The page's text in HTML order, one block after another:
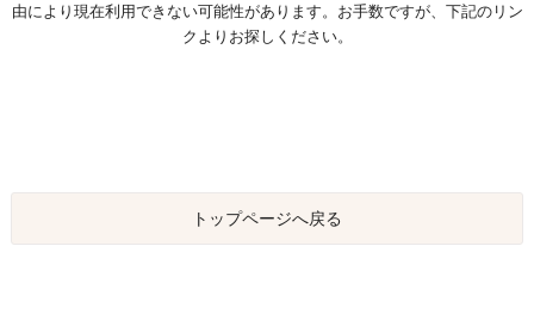
由により現在利用できない可能性があります。お手数ですが、下記のリン
クよりお探しください。
トップページへ戻る